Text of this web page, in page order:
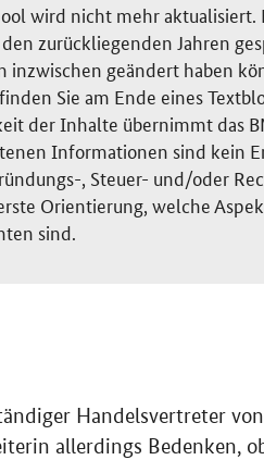
wird nicht mehr aktualisiert.
zurückliegenden Jahren
inzwischen geändert haben
Sie am Ende eines
der Inhalte übernimmt das
Informationen sind kein
, Steuer- und/oder
Orientierung, welche
sind.
Handelsvertreter
allerdings Bedenken,